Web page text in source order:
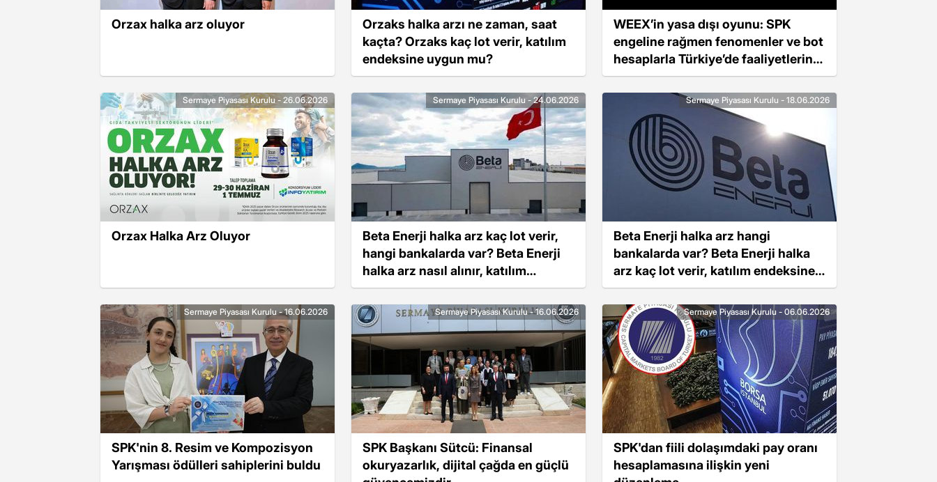
Orzax halka arz oluyor
Orzaks halka arzı ne zaman, saat
kaçta? Orzaks kaç lot verir, katılım
endeksine uygun mu?
WEEX’in yasa dışı oyunu: SPK
engeline rağmen fenomenler ve bot
hesaplarla Türkiye’de faaliyetlerini
sürdürüyor
Orzax Halka Arz Oluyor
Sermaye Piyasası Kurulu - 26.06.2026
Beta Enerji halka arz kaç lot verir,
hangi bankalarda var? Beta Enerji
halka arz nasıl alınır, katılım
endeksine uygun mu?
Sermaye Piyasası Kurulu - 24.06.2026
Beta Enerji halka arz hangi
bankalarda var? Beta Enerji halka
arz kaç lot verir, katılım endeksine
uygun mu?
Sermaye Piyasası Kurulu - 18.06.2026
SPK'nin 8. Resim ve Kompozisyon
Yarışması ödülleri sahiplerini buldu
Sermaye Piyasası Kurulu - 16.06.2026
SPK Başkanı Sütcü: Finansal
okuryazarlık, dijital çağda en güçlü
Sermaye Piyasası Kurulu - 16.06.2026
SPK'dan fiili dolaşımdaki pay oranı
hesaplamasına ilişkin yeni
Sermaye Piyasası Kurulu - 06.06.2026